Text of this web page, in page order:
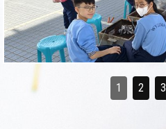
1 2 3